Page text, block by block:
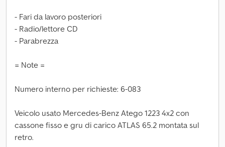
- Fari da lavoro posteriori
- Radio/lettore CD
- Parabrezza
= Note =
Numero interno per richieste: 6-083
Veicolo usato Mercedes-Benz Atego 1223 4x2 con
cassone fisso e gru di carico ATLAS 65.2 montata sul
retro.